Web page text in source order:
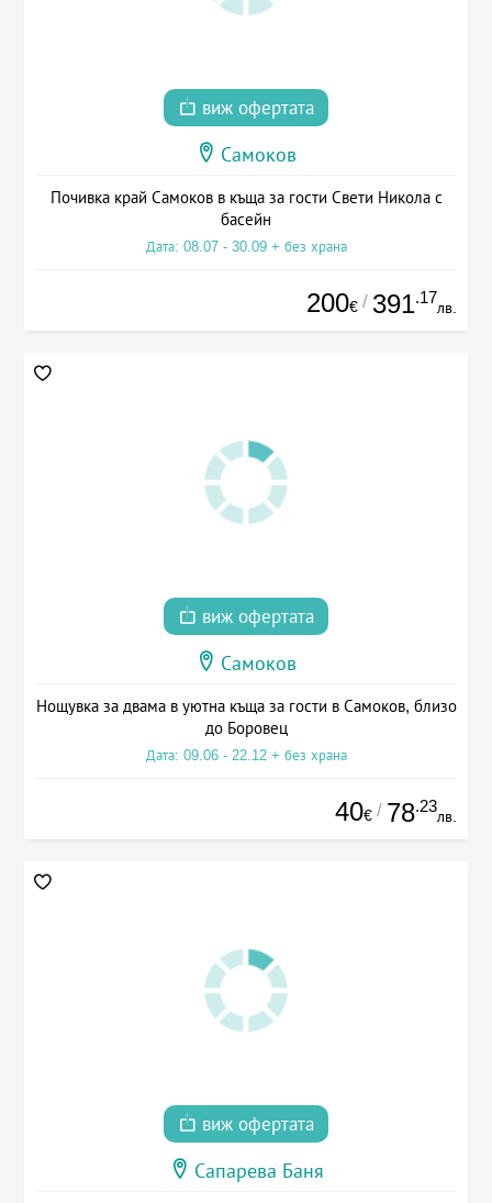
виж офертата
Самоков
Почивка край Самоков в къща за гости Свети Никола с
басейн
Дата: 08.07 - 30.09 + без храна
200€ / 391.17
лв.
виж офертата
Самоков
Нощувка за двама в уютна къща за гости в Самоков, близо
до Боровец
Дата: 09.06 - 22.12 + без храна
40€ / 78.23
лв.
виж офертата
Сапарева Баня